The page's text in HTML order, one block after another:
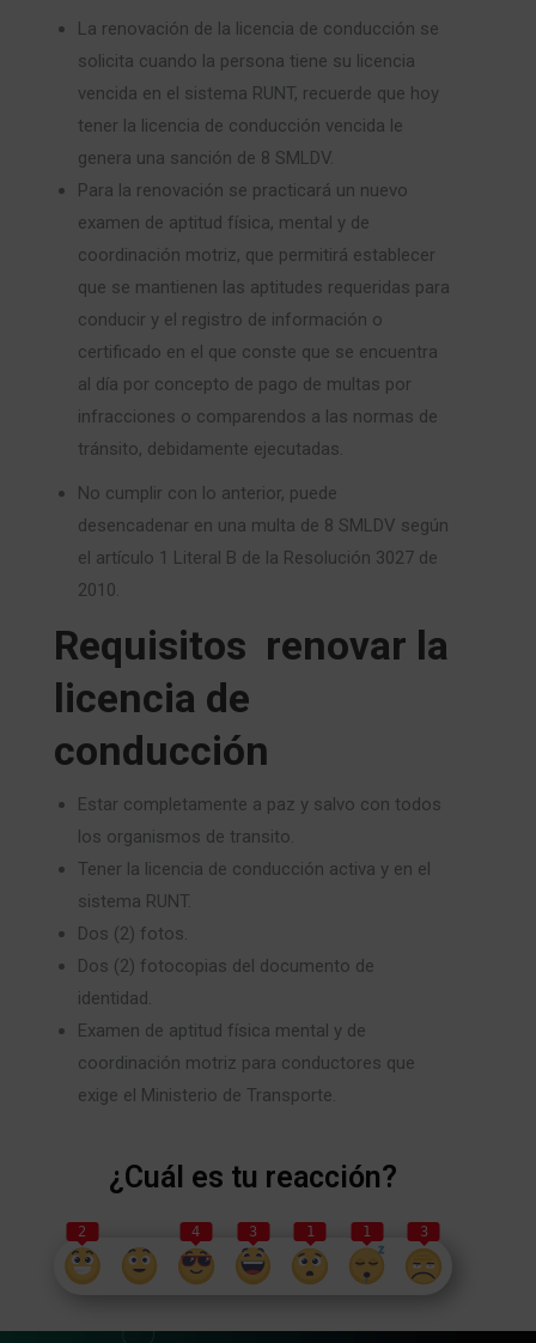
La renovación de la licencia de conducción se
solicita cuando la persona tiene su licencia
vencida en el sistema RUNT, recuerde que hoy
tener la licencia de conducción vencida le
genera una sanción de 8 SMLDV.
Para la renovación se practicará un nuevo
examen de aptitud física, mental y de
coordinación motriz, que permitirá establecer
que se mantienen las aptitudes requeridas para
conducir y el registro de información o
certificado en el que conste que se encuentra
al día por concepto de pago de multas por
infracciones o comparendos a las normas de
tránsito, debidamente ejecutadas.
No cumplir con lo anterior, puede
desencadenar en una multa de 8 SMLDV según
el artículo 1 Literal B de la Resolución 3027 de
2010.
Requisitos renovar la
licencia de
conducción
Estar completamente a paz y salvo con todos
los organismos de transito.
Tener la licencia de conducción activa y en el
sistema RUNT.
Dos (2) fotos.
Dos (2) fotocopias del documento de
identidad.
Examen de aptitud física mental y de
coordinación motriz para conductores que
exige el Ministerio de Transporte.
¿Cuál es tu reacción?
2 4 3 1 1 3